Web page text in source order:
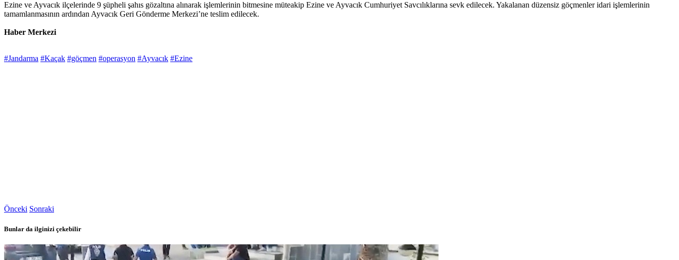
Ezine ve Ayvacık ilçelerinde 9 şüpheli şahıs gözaltına alınarak işlemlerinin bitmesine müteakip Ezine ve Ayvacık Cumhuriyet Savcılıklarına sevk edilecek. Yakalanan düzensiz göçmenler idari işlemlerinin
tamamlanmasının ardından Ayvacık Geri Gönderme Merkezi’ne teslim edilecek.
Haber Merkezi
#Jandarma #Kaçak #göçmen #operasyon #Ayvacık #Ezine
Önceki Sonraki
Bunlar da ilginizi çekebilir